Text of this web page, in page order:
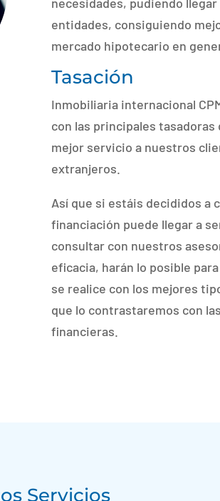
entidades, consiguiendo
mercado hipotecario en
Tasación
Inmobiliaria internacional
con las principales tasadoras
mejor servicio a nuestros
extranjeros.
Así que si estáis decididos a
financiación puede llegar a
consultar con nuestros
eficacia, harán lo posible
se realice con los mejores
que lo contrastaremos con
financieras.
Servicios